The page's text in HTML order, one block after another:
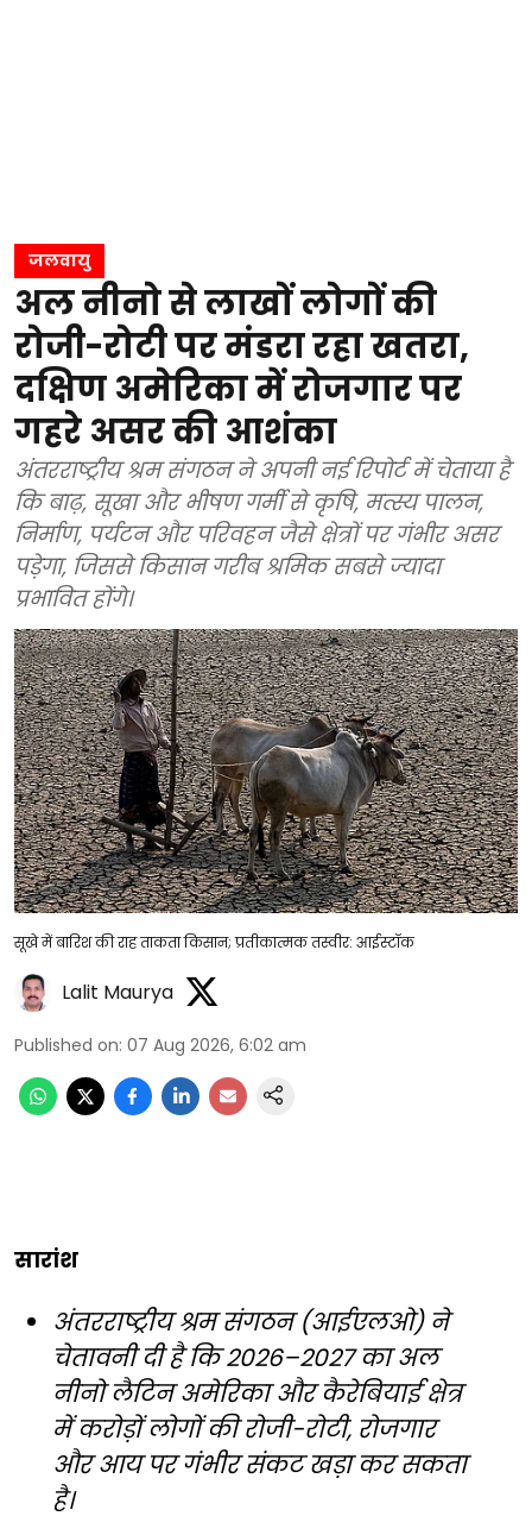
जलवायु
अल नीनो से लाखों लोगों की
रोजी-रोटी पर मंडरा रहा खतरा,
दक्षिण अमेरिका में रोजगार पर
गहरे असर की आशंका
अंतरराष्ट्रीय श्रम संगठन ने अपनी नई रिपोर्ट में चेताया है
कि बाढ़, सूखा और भीषण गर्मी से कृषि, मत्स्य पालन,
निर्माण, पर्यटन और परिवहन जैसे क्षेत्रों पर गंभीर असर
पड़ेगा, जिससे किसान गरीब श्रमिक सबसे ज्यादा
प्रभावित होंगे।
सूखे में बारिश की राह ताकता किसान; प्रतीकात्मक तस्वीर: आईस्टॉक
Lalit Maurya
Published on: 07 Aug 2026, 6:02 am
सारांश
अंतरराष्ट्रीय श्रम संगठन (आईएलओ) ने
चेतावनी दी है कि 2026–2027 का अल
नीनो लैटिन अमेरिका और कैरेबियाई क्षेत्र
में करोड़ों लोगों की रोजी-रोटी, रोजगार
और आय पर गंभीर संकट खड़ा कर सकता
है।